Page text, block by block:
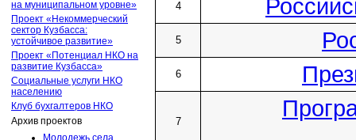
на муниципальном уровне»
Проект «Некоммерческий
сектор Кузбасса:
устойчивое развитие»
Проект «Потенциал НКО на
развитие Кузбасса»
Социальные услуги НКО
населению
Клуб бухгалтеров НКО
Архив проектов
Молодежь села
4
5
6
7